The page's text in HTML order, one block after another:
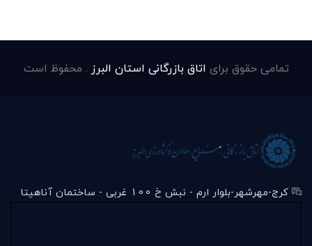
تمامی حقوق برای اتاق بازرگانی استان البرز . محفوظ است
کرج-مهرشهر-بلوار ارم - نبش خ 100 غربی - ساختمان آناهیتا